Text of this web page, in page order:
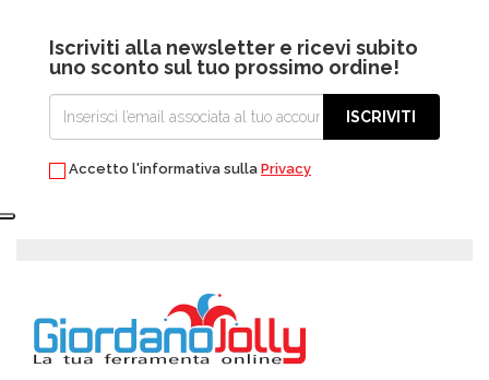
Iscriviti alla newsletter e ricevi subito
uno sconto sul tuo prossimo ordine!
ISCRIVITI
Accetto l'informativa sulla Privacy